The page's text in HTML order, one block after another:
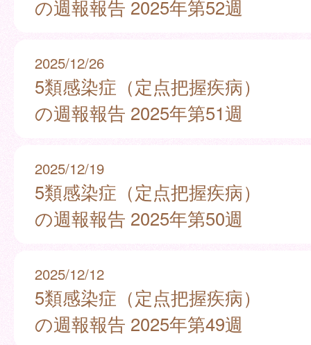
の週報報告 2025年第52週
2025/12/26
5類感染症（定点把握疾病）
の週報報告 2025年第51週
2025/12/19
5類感染症（定点把握疾病）
の週報報告 2025年第50週
2025/12/12
5類感染症（定点把握疾病）
の週報報告 2025年第49週